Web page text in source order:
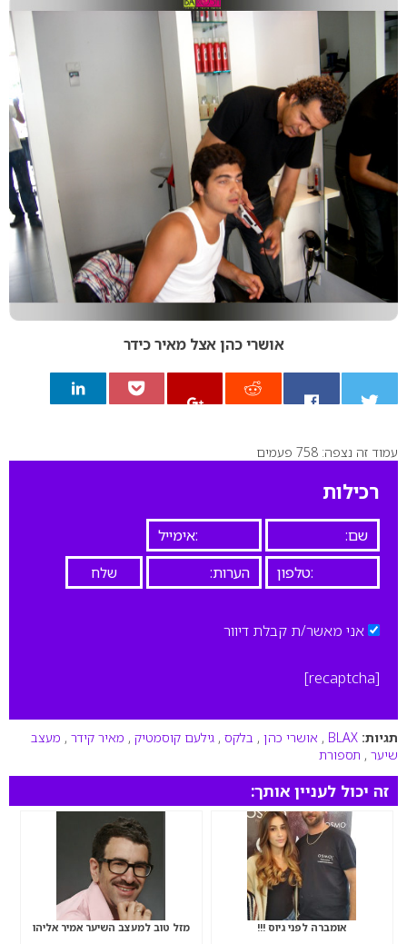
אושרי כהן אצל מאיר כידר
0
עמוד זה נצפה: 758 פעמים
רכילות
אני מאשר/ת קבלת דיוור
[recaptcha]
תגיות: BLAX
, אושרי כהן , בלקס , גילעם קוסמטיק , מאיר קידר , מעצב
שיער , תספורת
זה יכול לעניין אותך:
אומברה לפני גיוס !!! מזל טוב למעצב השיער אמיר אליהו